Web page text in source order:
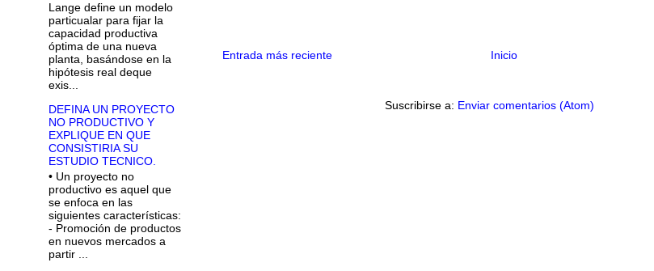
Entrada más reciente Inicio
Suscribirse a: Enviar comentarios (Atom)
Lange define un modelo
particualar para fijar la
capacidad productiva
óptima de una nueva
planta, basándose en la
hipótesis real deque
exis...
DEFINA UN PROYECTO
NO PRODUCTIVO Y
EXPLIQUE EN QUE
CONSISTIRIA SU
ESTUDIO TECNICO.
• Un proyecto no
productivo es aquel que
se enfoca en las
siguientes características:
- Promoción de productos
en nuevos mercados a
partir ...